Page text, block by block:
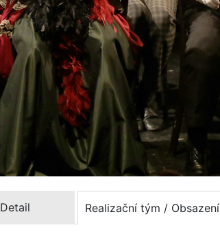
Detail Realizační tým / Obsazení